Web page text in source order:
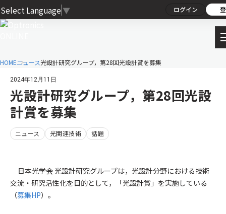
Select Language ▼ ログイン
HOMEニュース光設計研究グループ，第28回光設計賞を募集
2024年12月11日
光設計研究グループ，第28回光設
計賞を募集
ニュース 光関連技術 話題
日本光学会 光設計研究グループは，光設計分野における技術
交流・研究活性化を目的として，「光設計賞」を実施している
（募集HP）。